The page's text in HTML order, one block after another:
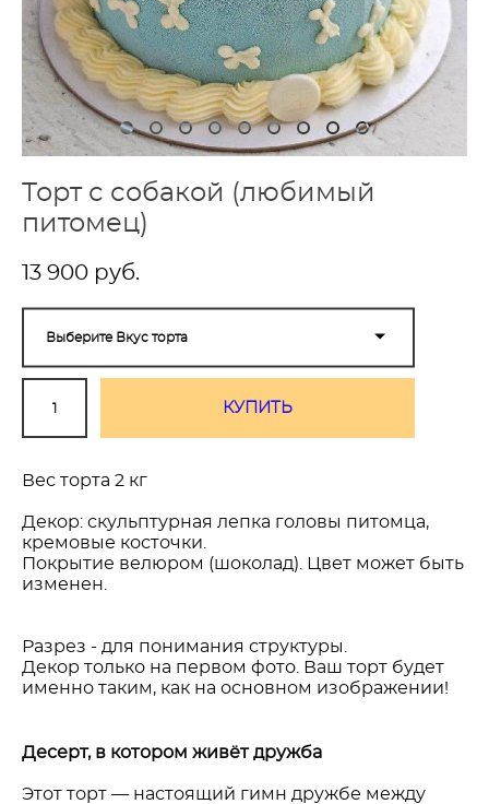
Торт с собакой (любимый
питомец)
13 900 pуб.
Выберите Вкус торта
КУПИТЬ
Вес торта 2 кг
Декор: скульптурная лепка головы питомца,
кремовые косточки.
Покрытие велюром (шоколад). Цвет может быть
изменен.
Разрез - для понимания структуры.
Декор только на первом фото. Ваш торт будет
именно таким, как на основном изображении!
Десерт, в котором живёт дружба
Этот торт — настоящий гимн дружбе между